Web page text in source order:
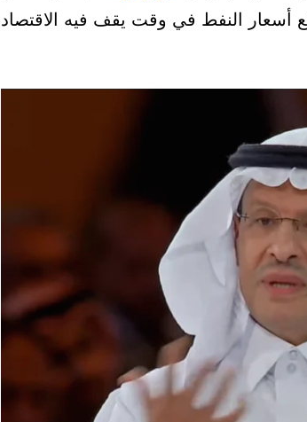
أسعار النفط في وقت يقف فيه الاقتصاد